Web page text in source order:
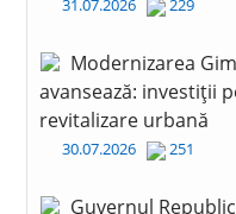
31.07.2026 229
Modernizarea
avansează: investiții
revitalizare urbană
30.07.2026 251
Guvernul